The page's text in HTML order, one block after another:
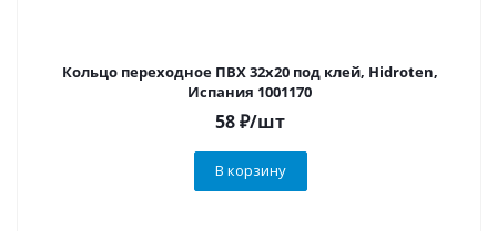
Кольцо переходное ПВХ 32х20 под клей, Hidroten,
Испания 1001170
58₽/шт
В корзину